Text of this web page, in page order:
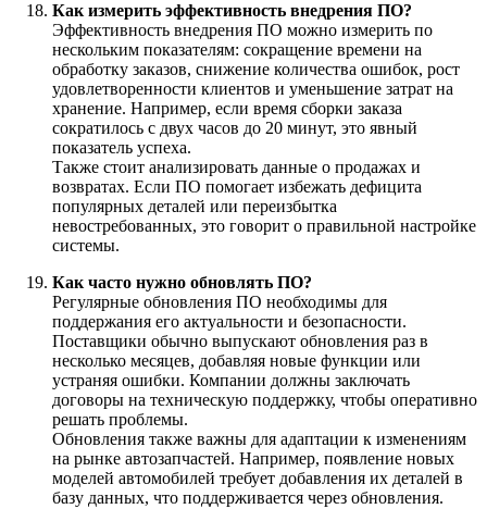
Как измерить эффективность внедрения ПО?
Эффективность внедрения ПО можно измерить по
нескольким показателям: сокращение времени на
обработку заказов, снижение количества ошибок, рост
удовлетворенности клиентов и уменьшение затрат на
хранение. Например, если время сборки заказа
сократилось с двух часов до 20 минут, это явный
показатель успеха.
Также стоит анализировать данные о продажах и
возвратах. Если ПО помогает избежать дефицита
популярных деталей или переизбытка
невостребованных, это говорит о правильной настройке
системы.
Как часто нужно обновлять ПО?
Регулярные обновления ПО необходимы для
поддержания его актуальности и безопасности.
Поставщики обычно выпускают обновления раз в
несколько месяцев, добавляя новые функции или
устраняя ошибки. Компании должны заключать
договоры на техническую поддержку, чтобы оперативно
решать проблемы.
Обновления также важны для адаптации к изменениям
на рынке автозапчастей. Например, появление новых
моделей автомобилей требует добавления их деталей в
базу данных, что поддерживается через обновления.